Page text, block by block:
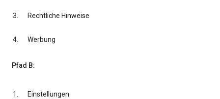
Rechtliche Hinweise
Werbung
Pfad B:
Einstellungen